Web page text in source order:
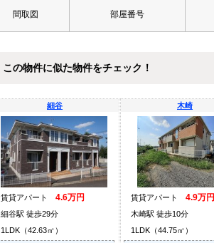
間取図 部屋番号
この物件に似た物件をチェック！
細谷
賃貸アパート 4.6万円
細谷駅 徒歩29分
1LDK（42.63㎡）
木崎
賃貸アパート 4.9万円
木崎駅 徒歩10分
1LDK（44.75㎡）